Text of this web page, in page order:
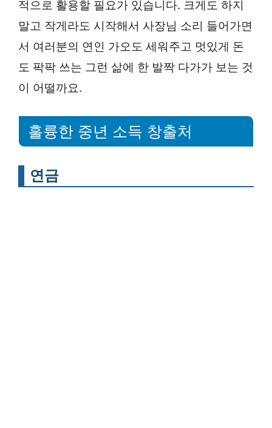
적으로 활용할 필요가 있습니다. 크게도 하지
말고 작게라도 시작해서 사장님 소리 들어가면
서 여러분의 연인 가오도 세워주고 멋있게 돈
도 팍팍 쓰는 그런 삶에 한 발짝 다가가 보는 것
이 어떨까요.
훌륭한 중년 소득 창출처
연금